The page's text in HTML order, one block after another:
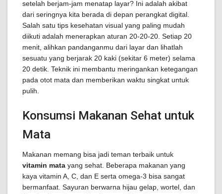
setelah berjam-jam menatap layar? Ini adalah akibat
dari seringnya kita berada di depan perangkat digital.
Salah satu tips kesehatan visual yang paling mudah
diikuti adalah menerapkan aturan 20-20-20. Setiap 20
menit, alihkan pandanganmu dari layar dan lihatlah
sesuatu yang berjarak 20 kaki (sekitar 6 meter) selama
20 detik. Teknik ini membantu meringankan ketegangan
pada otot mata dan memberikan waktu singkat untuk
pulih.
Konsumsi Makanan Sehat untuk
Mata
Makanan memang bisa jadi teman terbaik untuk
vitamin mata yang sehat. Beberapa makanan yang
kaya vitamin A, C, dan E serta omega-3 bisa sangat
bermanfaat. Sayuran berwarna hijau gelap, wortel, dan